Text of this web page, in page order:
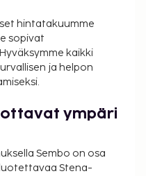
hintatakuumme
sopivat
kaikki
ja helpon
ympäri
Sembo on osa
Stena-